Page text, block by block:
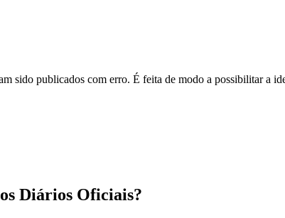
sido publicados com erro. É feita de modo a possibilitar a
Diários Oficiais?